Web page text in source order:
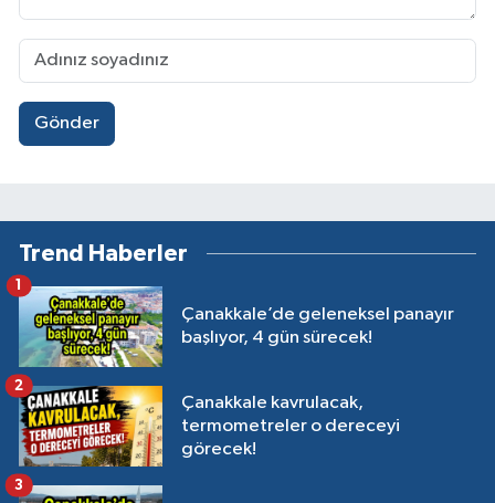
Gönder
Trend Haberler
Çanakkale’de geleneksel panayır
başlıyor, 4 gün sürecek!
1
Çanakkale kavrulacak,
termometreler o dereceyi
görecek!
2
3